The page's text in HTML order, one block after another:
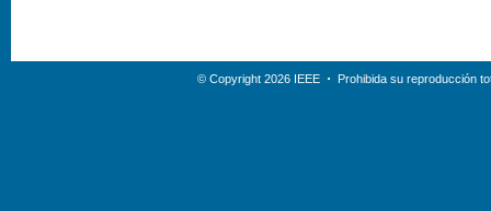
© Copyright 2026 IEEE Prohibida su reproducción